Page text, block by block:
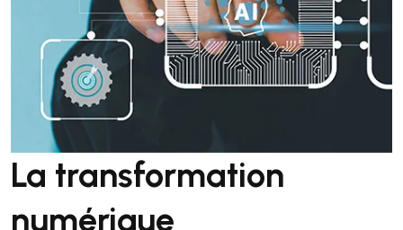
La transformation
numérique